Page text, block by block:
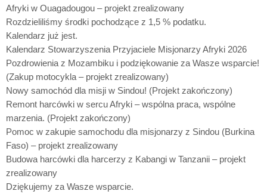
Afryki w Ouagadougou – projekt zrealizowany
Rozdzieliliśmy środki pochodzące z 1,5 % podatku.
Kalendarz już jest.
Kalendarz Stowarzyszenia Przyjaciele Misjonarzy Afryki 2026
Pozdrowienia z Mozambiku i podziękowanie za Wasze wsparcie!
(Zakup motocykla – projekt zrealizowany)
Nowy samochód dla misji w Sindou! (Projekt zakończony)
Remont harcówki w sercu Afryki – wspólna praca, wspólne
marzenia. (Projekt zakończony)
Pomoc w zakupie samochodu dla misjonarzy z Sindou (Burkina
Faso) – projekt zrealizowany
Budowa harcówki dla harcerzy z Kabangi w Tanzanii – projekt
zrealizowany
Dziękujemy za Wasze wsparcie.